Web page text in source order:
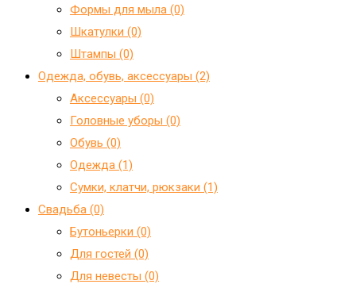
Формы для мыла (0)
Шкатулки (0)
Штампы (0)
Одежда, обувь, аксессуары (2)
Аксессуары (0)
Головные уборы (0)
Обувь (0)
Одежда (1)
Сумки, клатчи, рюкзаки (1)
Свадьба (0)
Бутоньерки (0)
Для гостей (0)
Для невесты (0)